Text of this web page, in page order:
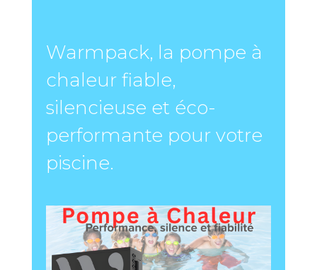
Warmpack, la pompe à
chaleur fiable,
silencieuse et éco-
performante pour votre
piscine.